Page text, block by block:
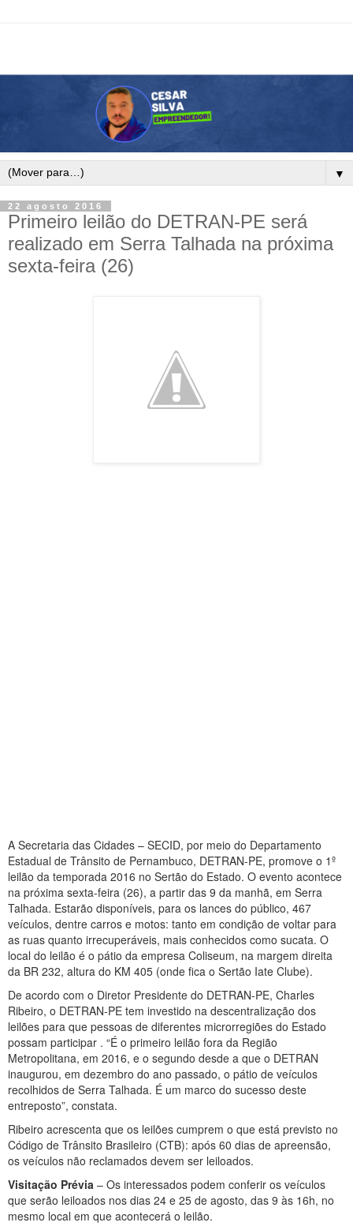
▼
22 agosto 2016
Primeiro leilão do DETRAN-PE será
realizado em Serra Talhada na próxima
sexta-feira (26)
A Secretaria das Cidades – SECID, por meio do Departamento
Estadual de Trânsito de Pernambuco, DETRAN-PE, promove o 1º
leilão da temporada 2016 no Sertão do Estado. O evento acontece
na próxima sexta-feira (26), a partir das 9 da manhã, em Serra
Talhada. Estarão disponíveis, para os lances do público, 467
veículos, dentre carros e motos: tanto em condição de voltar para
as ruas quanto irrecuperáveis, mais conhecidos como sucata. O
local do leilão é o pátio da empresa Coliseum, na margem direita
da BR 232, altura do KM 405 (onde fica o Sertão Iate Clube).
De acordo com o Diretor Presidente do DETRAN-PE, Charles
Ribeiro, o DETRAN-PE tem investido na descentralização dos
leilões para que pessoas de diferentes microrregiões do Estado
possam participar . “É o primeiro leilão fora da Região
Metropolitana, em 2016, e o segundo desde a que o DETRAN
inaugurou, em dezembro do ano passado, o pátio de veículos
recolhidos de Serra Talhada. É um marco do sucesso deste
entreposto”, constata.
Ribeiro acrescenta que os leilões cumprem o que está previsto no
Código de Trânsito Brasileiro (CTB): após 60 dias de apreensão,
os veículos não reclamados devem ser leiloados.
Visitação Prévia – Os interessados podem conferir os veículos
que serão leiloados nos dias 24 e 25 de agosto, das 9 às 16h, no
mesmo local em que acontecerá o leilão.